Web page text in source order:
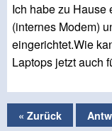
Ich habe zu Hause
(internes Modem)
eingerichtet.Wie
Laptops jetzt auch
« Zurück